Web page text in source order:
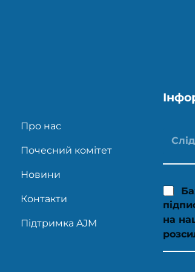
Про нас
Почесний комітет
Новини
Контакти
Підтримка AJM
на